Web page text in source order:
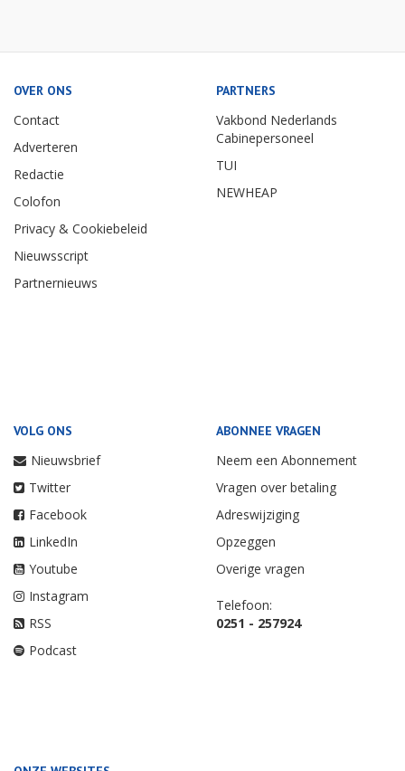
OVER ONS
Contact
Adverteren
Redactie
Colofon
Privacy & Cookiebeleid
Nieuwsscript
Partnernieuws
PARTNERS
Vakbond Nederlands
Cabinepersoneel
TUI
NEWHEAP
VOLG ONS
Nieuwsbrief
Twitter
Facebook
LinkedIn
Youtube
Instagram
RSS
Podcast
ABONNEE VRAGEN
Neem een Abonnement
Vragen over betaling
Adreswijziging
Opzeggen
Overige vragen
Telefoon:
0251 - 257924